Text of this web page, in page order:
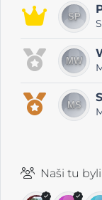
Naši tu byli